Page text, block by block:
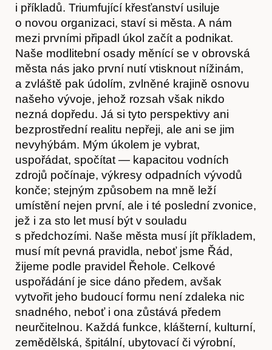
Předplatné
i příkladů. Triumfující křesťanství usiluje
o novou organizaci, staví si města. A nám
mezi prvními připadl úkol začít a podnikat.
Naše modlitební osady měnící se v obrovská
města nás jako první nutí vtisknout nížinám,
a zvláště pak údolím, zvlněné krajině osnovu
našeho vývoje, jehož rozsah však nikdo
nezná dopředu. Já si tyto perspektivy ani
bezprostřední realitu nepřeji, ale ani se jim
nevyhýbám. Mým úkolem je vybrat,
uspořádat, spočítat — kapacitou vodních
zdrojů počínaje, výkresy odpadních vývodů
konče; stejným způsobem na mně leží
umístění nejen první, ale i té poslední zvonice,
jež i za sto let musí být v souladu
s předchozími. Naše města musí jít příkladem,
musí mít pevná pravidla, neboť jsme Řád,
žijeme podle pravidel Řehole. Celkové
uspořádání je sice dáno předem, avšak
vytvořit jeho budoucí formu není zdaleka nic
snadného, neboť i ona zůstává předem
neurčitelnou. Každá funkce, klášterní, kulturní,
zemědělská, špitální, ubytovací či výrobní,